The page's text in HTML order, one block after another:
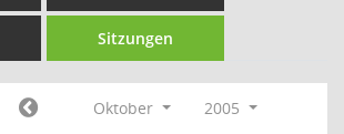
Sitzungen
Oktober
2005